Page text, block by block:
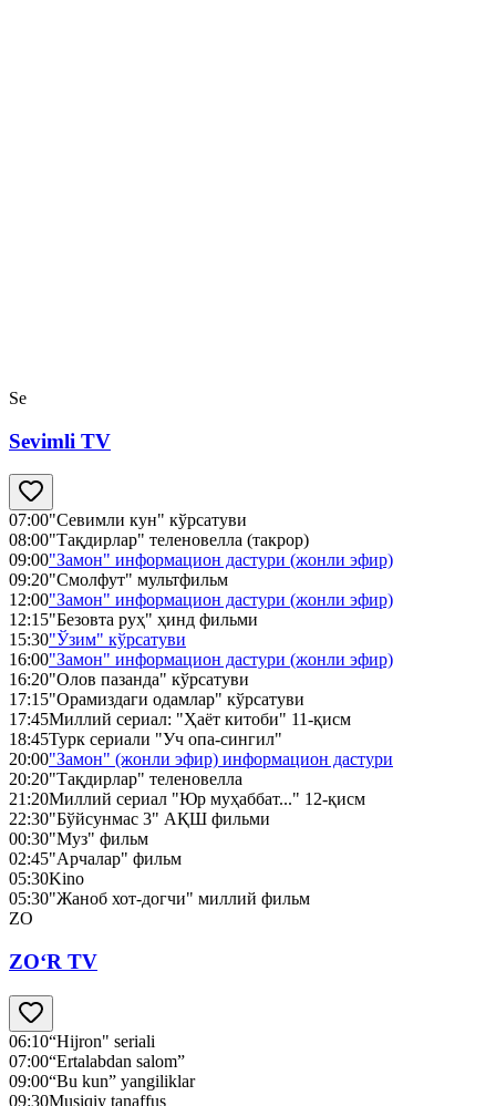
Se
Sevimli TV
07:00"Севимли кун" кўрсатуви
08:00"Тақдирлар" теленовелла (такрор)
09:00"Замон" информацион дастури (жонли эфир)
09:20"Смолфут" мультфильм
12:00"Замон" информацион дастури (жонли эфир)
12:15"Безовта руҳ" ҳинд фильми
15:30"Ўзим" кўрсатуви
16:00"Замон" информацион дастури (жонли эфир)
16:20"Олов пазанда" кўрсатуви
17:15"Орамиздаги одамлар" кўрсатуви
17:45Миллий сериал: "Ҳаёт китоби" 11-қисм
18:45Турк сериали "Уч опа-сингил"
20:00"Замон" (жонли эфир) информацион дастури
20:20"Тақдирлар" теленовелла
21:20Миллий сериал "Юр муҳаббат..." 12-қисм
22:30"Бўйсунмас 3" АҚШ фильми
00:30"Муз" фильм
02:45"Арчалар" фильм
05:30Kino
05:30"Жаноб хот-догчи" миллий фильм
ZO
ZO‘R TV
06:10“Hijron" seriali
07:00“Ertalabdan salom”
09:00“Bu kun” yangiliklar
09:30Musiqiy tanaffus